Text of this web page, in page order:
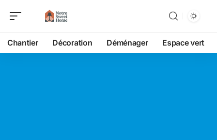
Chantier Décoration Déménager Espace vert